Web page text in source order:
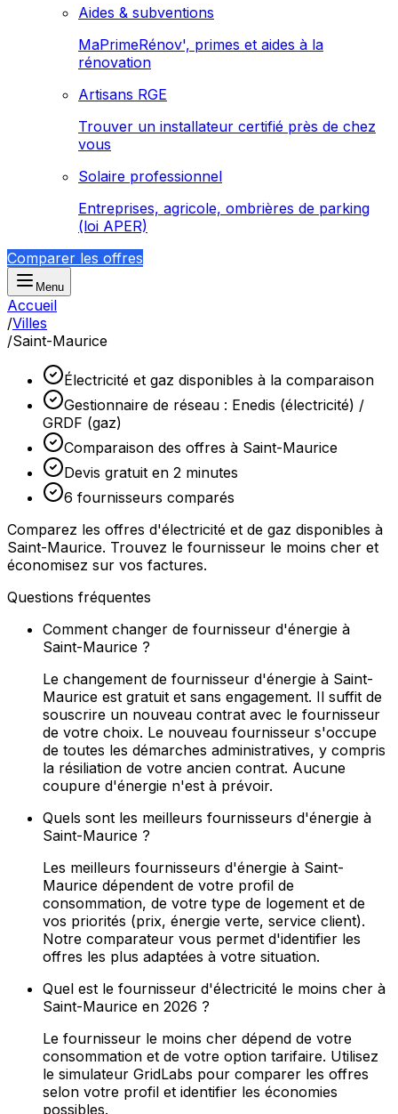
Aides & subventions
MaPrimeRénov', primes et aides à la
rénovation
Artisans RGE
Trouver un installateur certifié près de chez
vous
Solaire professionnel
Entreprises, agricole, ombrières de parking
(loi APER)
Comparer les offres
Menu
Accueil
/Villes
/Saint-Maurice
Électricité et gaz disponibles à la comparaison
Gestionnaire de réseau : Enedis (électricité) /
GRDF (gaz)
Comparaison des offres à Saint-Maurice
Devis gratuit en 2 minutes
6 fournisseurs comparés
Comparez les offres d'électricité et de gaz disponibles à
Saint-Maurice. Trouvez le fournisseur le moins cher et
économisez sur vos factures.
Questions fréquentes
Comment changer de fournisseur d'énergie à
Saint-Maurice ?
Le changement de fournisseur d'énergie à Saint-
Maurice est gratuit et sans engagement. Il suffit de
souscrire un nouveau contrat avec le fournisseur
de votre choix. Le nouveau fournisseur s'occupe
de toutes les démarches administratives, y compris
la résiliation de votre ancien contrat. Aucune
coupure d'énergie n'est à prévoir.
Quels sont les meilleurs fournisseurs d'énergie à
Saint-Maurice ?
Les meilleurs fournisseurs d'énergie à Saint-
Maurice dépendent de votre profil de
consommation, de votre type de logement et de
vos priorités (prix, énergie verte, service client).
Notre comparateur vous permet d'identifier les
offres les plus adaptées à votre situation.
Quel est le fournisseur d'électricité le moins cher à
Saint-Maurice en 2026 ?
Le fournisseur le moins cher dépend de votre
consommation et de votre option tarifaire. Utilisez
le simulateur GridLabs pour comparer les offres
selon votre profil et identifier les économies
possibles.